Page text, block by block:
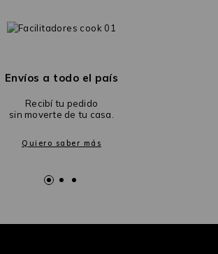
Envíos a todo el país
Recibí tu pedido
sin moverte de tu casa.
Quiero saber más